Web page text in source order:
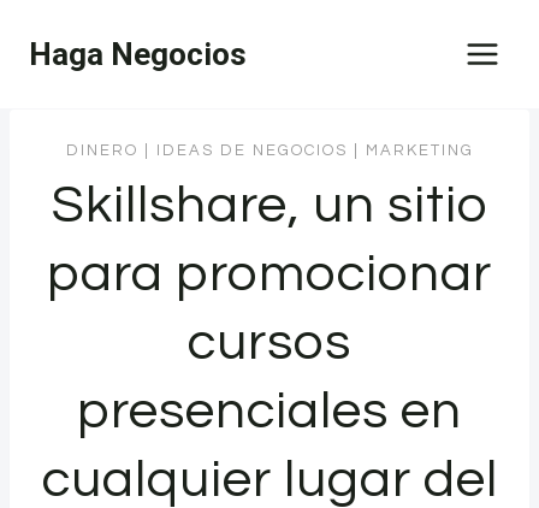
Haga Negocios
DINERO IDEAS DE NEGOCIOS MARKETING
Skillshare, un sitio
para promocionar
cursos
presenciales en
cualquier lugar del